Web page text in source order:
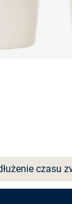
czasu